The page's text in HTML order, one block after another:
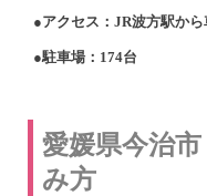
●アクセス：JR波方駅か
●駐車場：174台
愛媛県今治
み方